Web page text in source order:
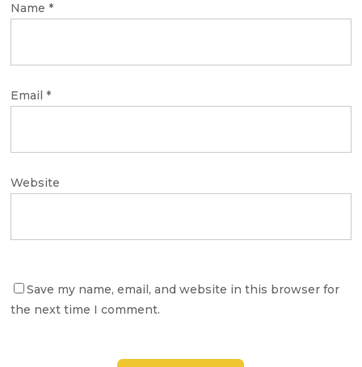
Name*
Email*
Website
Save my name, email, and website in this browser for
the next time I comment.